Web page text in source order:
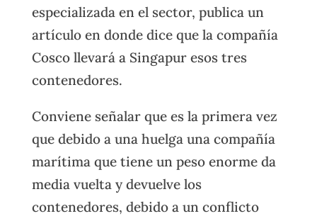
especializada en el sector, publica un
artículo en donde dice que la compañía
Cosco llevará a Singapur esos tres
contenedores.
Conviene señalar que es la primera vez
que debido a una huelga una compañía
marítima que tiene un peso enorme da
media vuelta y devuelve los
contenedores, debido a un conflicto